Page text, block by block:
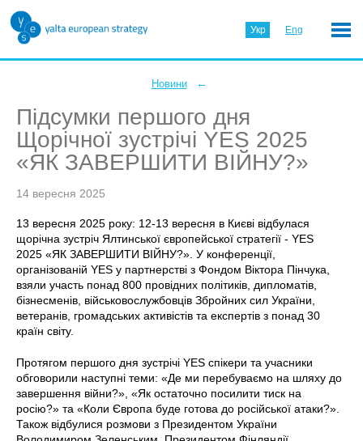
Укр Eng
Новини ←
Підсумки першого дня
Щорічної зустрічі YES 2025
«ЯК ЗАВЕРШИТИ ВІЙНУ?»
14 вересня 2025
13 вересня 2025 року: 12-13 вересня в Києві відбулася
щорічна зустріч Ялтинської європейської стратегії - YES
2025 «ЯК ЗАВЕРШИТИ ВІЙНУ?». У конференції,
організованій YES у партнерстві з Фондом Віктора Пінчука,
взяли участь понад 800 провідних політиків, дипломатів,
бізнесменів, військовослужбовців Збройних сил України,
ветеранів, громадських активістів та експертів з понад 30
країн світу.
Протягом першого дня зустрічі YES спікери та учасники
обговорили наступні теми: «Де ми перебуваємо на шляху до
завершення війни?», «Як остаточно посилити тиск на
росію?» та «Коли Європа буде готова до російської атаки?».
Також відбулися розмови з Президентом України